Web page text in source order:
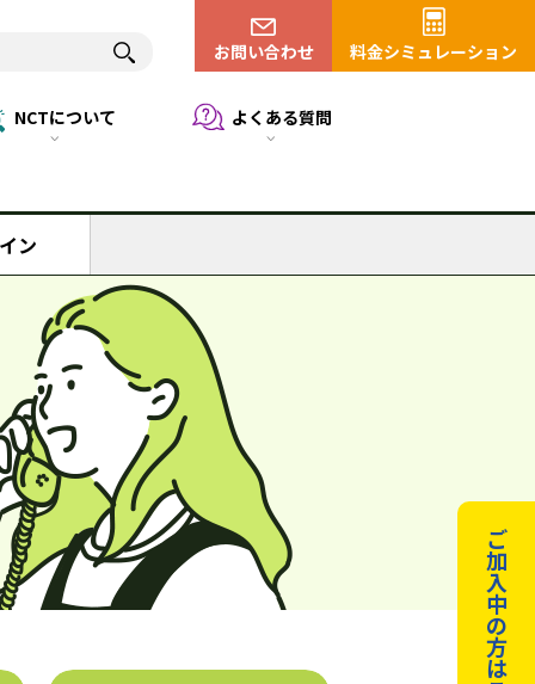
お問い合わせ 料金シミュレーション
NCTについて よくある質問
ン
ご
加
入
中
の
方
は